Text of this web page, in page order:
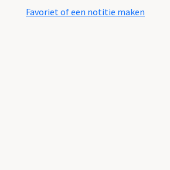
Favoriet of een notitie maken